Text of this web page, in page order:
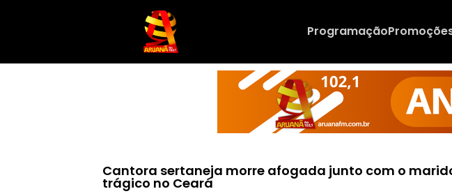
Programação
Cantora sertaneja morre afogada junto com o
trágico no Ceará